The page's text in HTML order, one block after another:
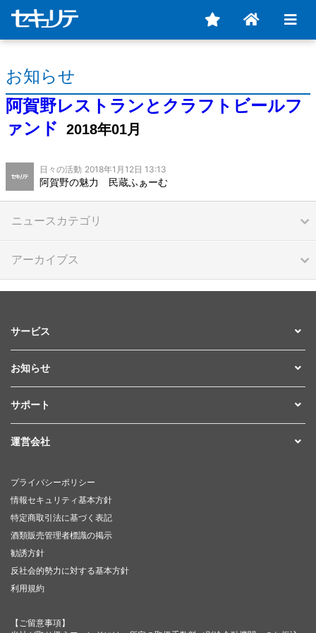
お知らせ
阿賀野レストランとクラフトビールフ
ァンド
2018年01月
日々の活動 2018年1月12日 13:13
阿賀野の魅力 民蔵ふぁーむ
ニュースカテゴリ
アーカイブス
サービス
お知らせ
サポート
運営会社
プライバシーポリシー
情報セキュリティ基本方針
特定商取引法に基づく表記
酒類販売管理者標識の掲示
勧誘方針
反社会的勢力に対する基本方針
利用規約
【ご留意事項】